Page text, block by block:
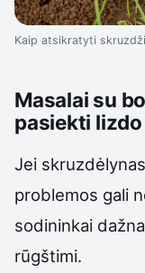
Kaip atsikratyti
Masalai su
pasiekti
Jei
problemos gali
sodininkai
rūgštimi.